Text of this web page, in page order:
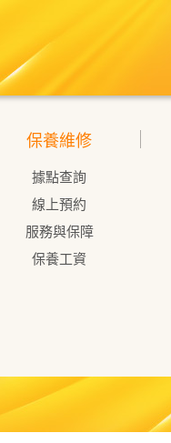
保養維修
據點查詢
線上預約
服務與保障
保養工資